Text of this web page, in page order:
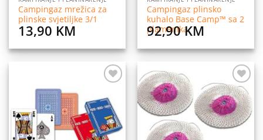
Campingaz mrežica za
plinske svjetiljke 3/1
13,90 KM
Campingaz plinsko
kuhalo Base Camp™ sa 2
plamenika
92,90KM
na
listu
želja
Dodaj
na
listu
želja